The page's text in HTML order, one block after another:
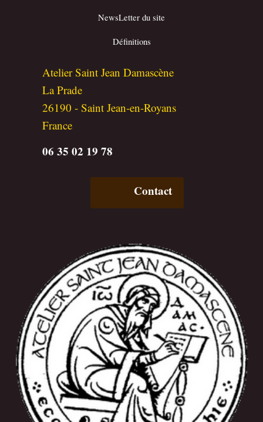
NewsLetter du site
Définitions
Atelier Saint Jean Damascène
La Prade
26190 -Saint Jean-en-Royans
France
06 35 02 19 78
Contact